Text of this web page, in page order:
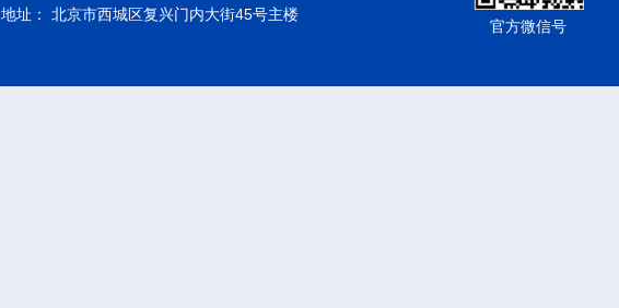
地址： 北京市西城区复兴门内大街45号主楼
官方微信号